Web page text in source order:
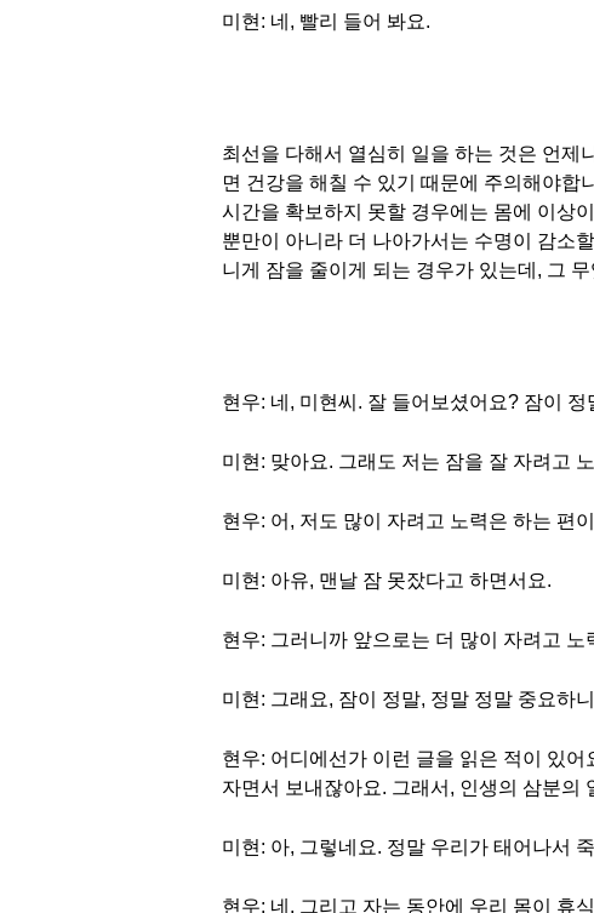
미현: 네, 빨리 들어 봐요.
최선을 다해서 열심히 일을 하는 것은 언제
면 건강을 해칠 수 있기 때문에 주의해야합
시간을 확보하지 못할 경우에는 몸에 이상
뿐만이 아니라 더 나아가서는 수명이 감소
니게 잠을 줄이게 되는 경우가 있는데, 그
현우: 네, 미현씨. 잘 들어보셨어요? 잠이 정
미현: 맞아요. 그래도 저는 잠을 잘 자려고
현우: 어, 저도 많이 자려고 노력은 하는 편
미현: 아유, 맨날 잠 못잤다고 하면서요.
현우: 그러니까 앞으로는 더 많이 자려고 노
미현: 그래요, 잠이 정말, 정말 정말 중요하
현우: 어디에선가 이런 글을 읽은 적이 있
자면서 보내잖아요. 그래서, 인생의 삼분의
미현: 아, 그렇네요. 정말 우리가 태어나서
현우: 네, 그리고 자는 동안에 우리 몸이 휴